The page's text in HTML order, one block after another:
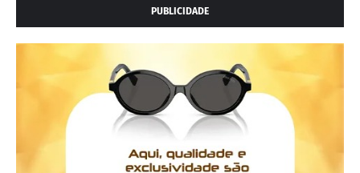
PUBLICIDADE